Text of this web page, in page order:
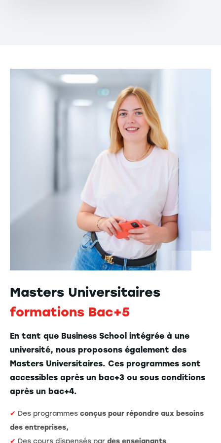
Masters Universitaires
formations Bac+5
En tant que Business School intégrée à une
université, nous proposons également des
Masters Universitaires. Ces programmes sont
accessibles après un bac+3 ou sous conditions
après un bac+4.
✔ Des programmes conçus pour répondre aux besoins
des entreprises,
✔ Des cours dispensés par des enseignants